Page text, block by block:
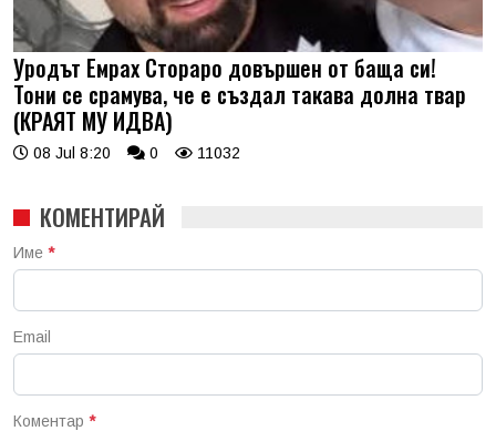
Уродът Емрах Стораро довършен от баща си!
Тони се срамува, че е създал такава долна твар
(КРАЯТ МУ ИДВА)
08 Jul 8:20 0 11032
КОМЕНТИРАЙ
Име *
Email
Коментар *